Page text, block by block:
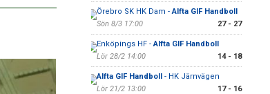
Örebro SK HK Dam -Alfta GIF Handboll
Sön 8/3 17:00
27 - 27
Enköpings HF -Alfta GIF Handboll
Lör 28/2 14:00
14 - 18
Alfta GIF Handboll- HK Järnvägen
Lör 21/2 13:00
17 - 16